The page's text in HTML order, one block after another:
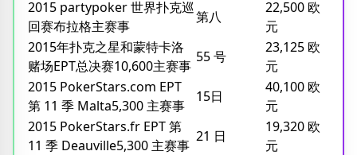
2015 partypoker 世界扑克巡
回赛布拉格主赛事
第八
22,500 欧
元
2015年扑克之星和蒙特卡洛
赌场EPT总决赛10,600主赛事
55 号
23,125 欧
元
2015 PokerStars.com EPT
第 11 季 Malta5,300 主赛事
15日
40,100 欧
元
2015 PokerStars.fr EPT 第
11 季 Deauville5,300 主赛事
21 日
19,320 欧
元